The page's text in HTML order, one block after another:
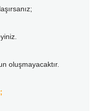
oluşmayacaktır.